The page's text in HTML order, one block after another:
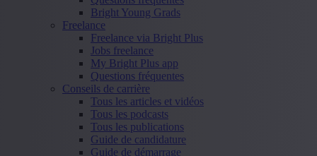
Bright Young Grads
Freelance
Freelance via Bright Plus
Jobs freelance
My Bright Plus app
Questions fréquentes
Conseils de carrière
Tous les articles et vidéos
Tous les podcasts
Tous les publications
Guide de candidature
Guide de démarrage